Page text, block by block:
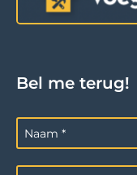
Bel me terug!